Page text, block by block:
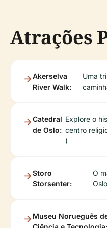
Atrações
Akerselva
River Walk:
Uma
Catedral
de Oslo:
Explore o
centro
(
Storo
Storsenter:
O
Museu Norueguês